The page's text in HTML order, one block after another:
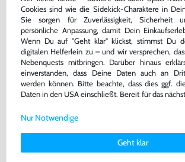
Konsole Slim #schwarz +
Original Sony DualShock
Controller
gebraucht
nur169,99 €
Warenkorb
Original
Memorycard
MB
gebraucht,
nur
DAS HABEN
Cookies sind wie die Sidekick-Charaktere in
Sie sorgen für Zuverlässigkeit, Sicherheit
persönliche Anpassung, damit Dein
Wenn Du auf "Geht klar" klickst, stimmst Du
digitalen Helferlein zu – und wir versprechen,
Nebenquests mitbringen. Darüber hinaus
einverstanden, dass Deine Daten auch an
werden können. Bitte beachte, dass dies ggf.
Daten in den USA einschließt. Bereit für das
Weitere Informationen zu den von uns
Deinen Rechten als Nutzer findest Du in
Impressum.
Geht klar
Nur Notwendige